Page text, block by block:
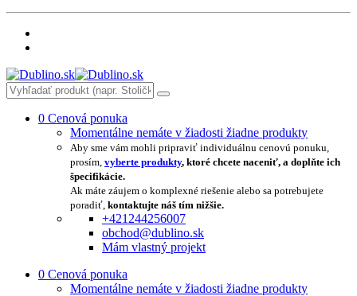
0 Cenová ponuka
Momentálne nemáte v žiadosti žiadne produkty
Aby sme vám mohli pripraviť individuálnu cenovú ponuku,
prosím, vyberte produkty, ktoré chcete naceniť, a doplňte ich
špecifikácie.
Ak máte záujem o komplexné riešenie alebo sa potrebujete
poradiť, kontaktujte náš tím nižšie.
+421244256007
obchod@dublino.sk
Mám vlastný projekt
0 Cenová ponuka
Momentálne nemáte v žiadosti žiadne produkty